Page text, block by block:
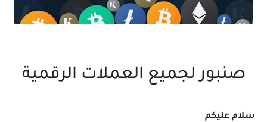
صنبور لجميع العملات الرقمية
سلام عليكم